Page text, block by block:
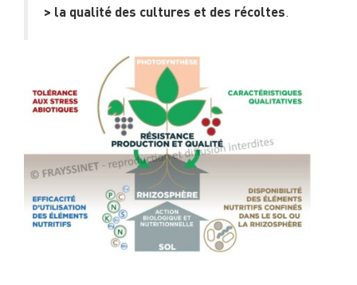
> la qualité des cultures et des récoltes.